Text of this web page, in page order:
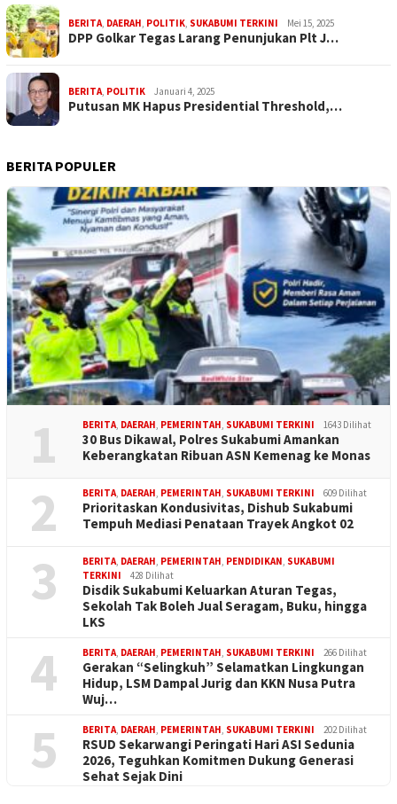
BERITA, DAERAH, POLITIK, SUKABUMI TERKINI Mei 15, 2025
DPP Golkar Tegas Larang Penunjukan Plt J…
BERITA, POLITIK Januari 4, 2025
Putusan MK Hapus Presidential Threshold,…
BERITA POPULER
1 BERITA, DAERAH, PEMERINTAH, SUKABUMI TERKINI 1643 Dilihat
30 Bus Dikawal, Polres Sukabumi Amankan
Keberangkatan Ribuan ASN Kemenag ke Monas
2 BERITA, DAERAH, PEMERINTAH, SUKABUMI TERKINI 609 Dilihat
Prioritaskan Kondusivitas, Dishub Sukabumi
Tempuh Mediasi Penataan Trayek Angkot 02
3 BERITA, DAERAH, PEMERINTAH, PENDIDIKAN, SUKABUMI
TERKINI
428 Dilihat
Disdik Sukabumi Keluarkan Aturan Tegas,
Sekolah Tak Boleh Jual Seragam, Buku, hingga
LKS
4 BERITA, DAERAH, PEMERINTAH, SUKABUMI TERKINI 266 Dilihat
Gerakan “Selingkuh” Selamatkan Lingkungan
Hidup, LSM Dampal Jurig dan KKN Nusa Putra
Wuj…
5 BERITA, DAERAH, PEMERINTAH, SUKABUMI TERKINI 202 Dilihat
RSUD Sekarwangi Peringati Hari ASI Sedunia
2026, Teguhkan Komitmen Dukung Generasi
Sehat Sejak Dini